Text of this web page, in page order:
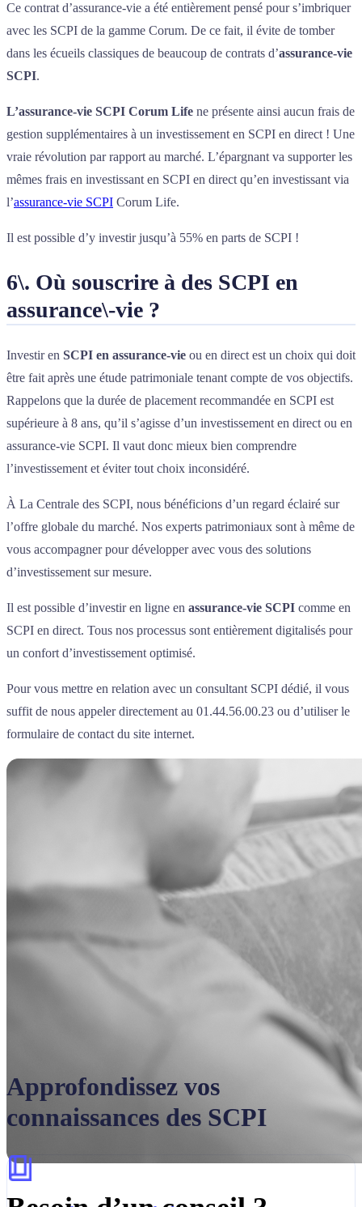
Ce contrat d’assurance-vie a été entièrement pensé pour s’imbriquer
avec les SCPI de la gamme Corum. De ce fait, il évite de tomber
dans les écueils classiques de beaucoup de contrats d’assurance-vie
SCPI.
L’assurance-vie SCPI Corum Life ne présente ainsi aucun frais de
gestion supplémentaires à un investissement en SCPI en direct ! Une
vraie révolution par rapport au marché. L’épargnant va supporter les
mêmes frais en investissant en SCPI en direct qu’en investissant via
l’assurance-vie SCPI Corum Life.
Il est possible d’y investir jusqu’à 55% en parts de SCPI !
6\. Où souscrire à des SCPI en
assurance\-vie ?
Investir en SCPI en assurance-vie ou en direct est un choix qui doit
être fait après une étude patrimoniale tenant compte de vos objectifs.
Rappelons que la durée de placement recommandée en SCPI est
supérieure à 8 ans, qu’il s’agisse d’un investissement en direct ou en
assurance-vie SCPI. Il vaut donc mieux bien comprendre
l’investissement et éviter tout choix inconsidéré.
À La Centrale des SCPI, nous bénéficions d’un regard éclairé sur
l’offre globale du marché. Nos experts patrimoniaux sont à même de
vous accompagner pour développer avec vous des solutions
d’investissement sur mesure.
Il est possible d’investir en ligne en assurance-vie SCPI comme en
SCPI en direct. Tous nos processus sont entièrement digitalisés pour
un confort d’investissement optimisé.
Pour vous mettre en relation avec un consultant SCPI dédié, il vous
suffit de nous appeler directement au 01.44.56.00.23 ou d’utiliser le
formulaire de contact du site internet.
Approfondissez vos
connaissances des SCPI